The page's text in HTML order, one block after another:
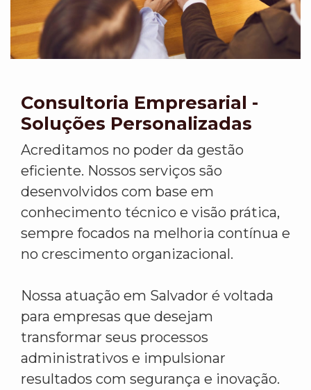
Consultoria Empresarial -
Soluções Personalizadas
Acreditamos no poder da gestão
eficiente. Nossos serviços são
desenvolvidos com base em
conhecimento técnico e visão prática,
sempre focados na melhoria contínua e
no crescimento organizacional.
Nossa atuação em Salvador é voltada
para empresas que desejam
transformar seus processos
administrativos e impulsionar
resultados com segurança e inovação.